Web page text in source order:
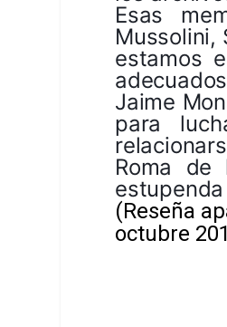
Esas
Mussolini,
estamos
Jaime
para
Roma
(Reseña
octubre